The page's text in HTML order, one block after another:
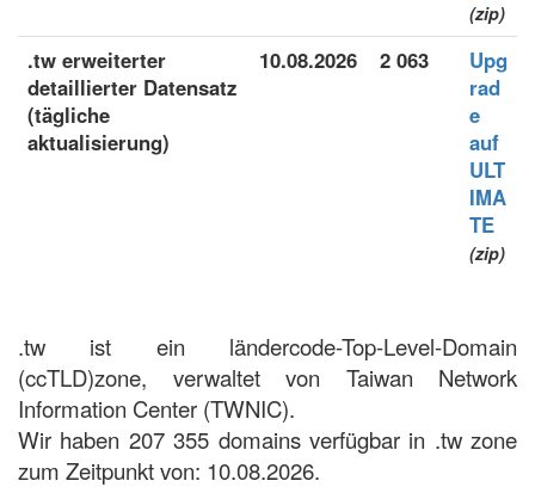
(zip)
.tw erweiterter
detaillierter Datensatz
(tägliche
aktualisierung)
10.08.2026 2 063
Upg
rad
e
auf
ULT
IMA
TE
(zip)
.tw ist ein ländercode-Top-Level-Domain
(ccTLD)zone, verwaltet von Taiwan Network
Information Center (TWNIC).
Wir haben 207 355 domains verfügbar in .tw zone
zum Zeitpunkt von: 10.08.2026.